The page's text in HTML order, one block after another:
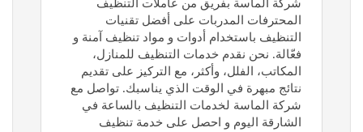
شركة الماسة بفريق من عاملات التنظيف
المحترفات المدربات على أفضل تقنيات
التنظيف باستخدام أدوات و مواد تنظيف آمنة و
فعّالة. نحن نقدم خدمات التنظيف للمنازل،
المكاتب، الفلل، وأكثر، مع التركيز على تقديم
نتائج مبهرة في الوقت الذي يناسبك. تواصل مع
شركة الماسة لخدمات التنظيف بالساعة في
الشارقة اليوم و احصل على خدمة تنظيف